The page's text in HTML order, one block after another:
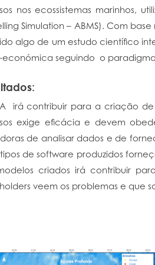
nos ecossistemas marinhos,
Simulation – ABMS). Com
algo de um estudo científico
económica seguindo o
irá contribuir para a criação
exige eficácia e devem
de analisar dados e de
de software produzidos
criados irá contribuir
veem os problemas e que